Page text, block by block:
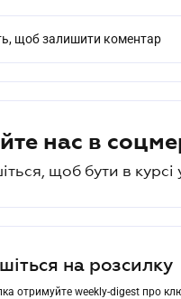
щоб залишити коментар
нас в
щоб бути в курсі
на розсилку
отримуйте weekly-digest про